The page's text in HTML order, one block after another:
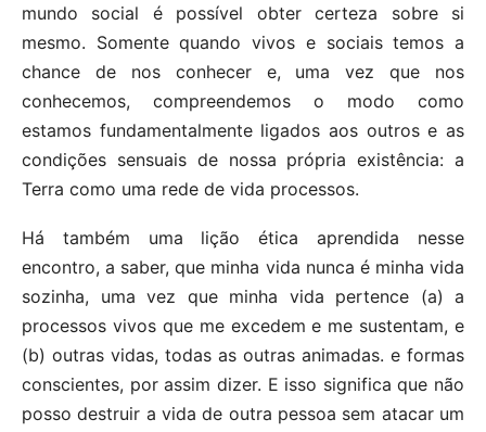
mundo social é possível obter certeza sobre si
mesmo. Somente quando vivos e sociais temos a
chance de nos conhecer e, uma vez que nos
conhecemos, compreendemos o modo como
estamos fundamentalmente ligados aos outros e as
condições sensuais de nossa própria existência: a
Terra como uma rede de vida processos.
Há também uma lição ética aprendida nesse
encontro, a saber, que minha vida nunca é minha vida
sozinha, uma vez que minha vida pertence (a) a
processos vivos que me excedem e me sustentam, e
(b) outras vidas, todas as outras animadas. e formas
conscientes, por assim dizer. E isso significa que não
posso destruir a vida de outra pessoa sem atacar um